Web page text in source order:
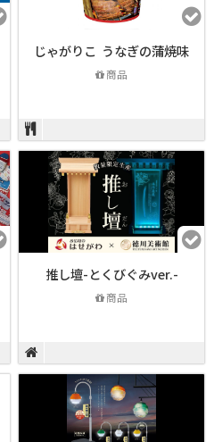
じゃがりこ うなぎの蒲焼味
商品
推し壇-とくびぐみver.-
商品